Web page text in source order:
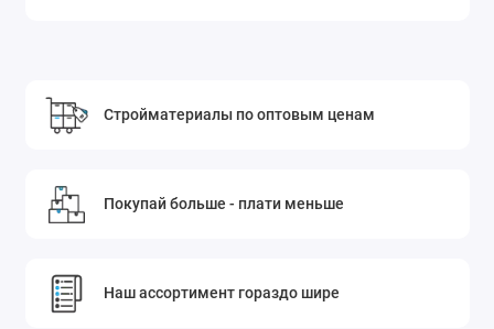
Стройматериалы по оптовым ценам
Покупай больше - плати меньше
Наш ассортимент гораздо шире